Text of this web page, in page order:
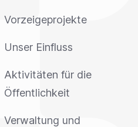
Vorzeigeprojekte
Unser Einfluss
Aktivitäten für die
Öffentlichkeit
Verwaltung und